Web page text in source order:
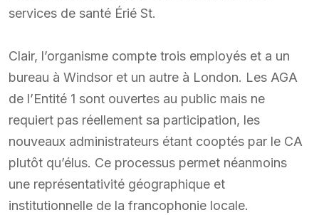
services de santé Érié St.
Clair, l’organisme compte trois employés et a un
bureau à Windsor et un autre à London. Les AGA
de l’Entité 1 sont ouvertes au public mais ne
requiert pas réellement sa participation, les
nouveaux administrateurs étant cooptés par le CA
plutôt qu’élus. Ce processus permet néanmoins
une représentativité géographique et
institutionnelle de la francophonie locale.